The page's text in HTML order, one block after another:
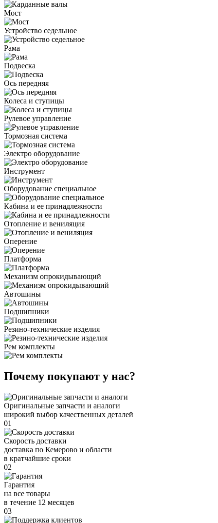
Мост
Устройство седельное
Рама
Подвеска
Ось передняя
Колеса и ступицы
Рулевое управление
Тормозная система
Электро оборудование
Инструмент
Оборудование специальное
Кабина и ее принадлежности
Отопление и вениляция
Оперение
Платформа
Механизм опрокидывающий
Автошины
Подшипники
Резино-технические изделия
Рем комплекты
Почему покупают у нас?
Оригинальные запчасти и аналоги
широкий выбор качественных деталей
01
Скорость доставки
доставка по Кемерово и области
в кратчайшие сроки
02
Гарантия
на все товары
в течение 12 месяцев
03